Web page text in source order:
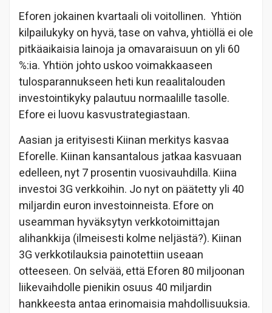
Eforen jokainen kvartaali oli voitollinen. Yhtiön
kilpailukyky on hyvä, tase on vahva, yhtiöllä ei ole
pitkäaikaisia lainoja ja omavaraisuun on yli 60
%:ia. Yhtiön johto uskoo voimakkaaseen
tulosparannukseen heti kun reaalitalouden
investointikyky palautuu normaalille tasolle.
Efore ei luovu kasvustrategiastaan.
Aasian ja erityisesti Kiinan merkitys kasvaa
Eforelle. Kiinan kansantalous jatkaa kasvuaan
edelleen, nyt 7 prosentin vuosivauhdilla. Kiina
investoi 3G verkkoihin. Jo nyt on päätetty yli 40
miljardin euron investoinneista. Efore on
useamman hyväksytyn verkkotoimittajan
alihankkija (ilmeisesti kolme neljästä?). Kiinan
3G verkkotilauksia painotettiin useaan
otteeseen. On selvää, että Eforen 80 miljoonan
liikevaihdolle pienikin osuus 40 miljardin
hankkeesta antaa erinomaisia mahdollisuuksia.